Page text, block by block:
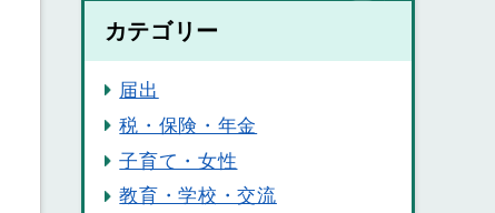
カテゴリー
届出
税・保険・年金
子育て・女性
教育・学校・交流